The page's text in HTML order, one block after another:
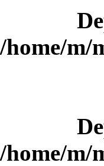
/home/m/
/home/m/